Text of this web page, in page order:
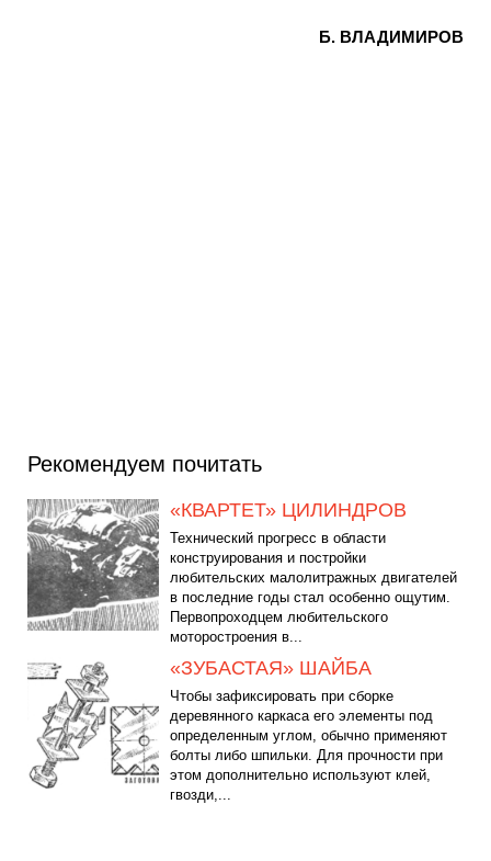
Б. ВЛАДИМИРОВ
Рекомендуем почитать
«КВАРТЕТ» ЦИЛИНДРОВ
Технический прогресс в области
конструирования и постройки
любительских малолитражных двигателей
в последние годы стал особенно ощутим.
Первопроходцем любительского
моторостроения в...
«ЗУБАСТАЯ» ШАЙБА
Чтобы зафиксировать при сборке
деревянного каркаса его элементы под
определенным углом, обычно применяют
болты либо шпильки. Для прочности при
этом дополнительно используют клей,
гвозди,...